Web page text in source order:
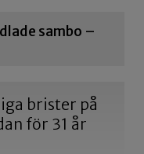
sambo –
brister på
för 31 år